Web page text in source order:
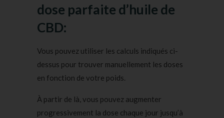
dose parfaite d’huile de
CBD:
Vous pouvez utiliser les calculs indiqués ci-
dessus pour trouver manuellement les doses
en fonction de votre poids.
À partir de là, vous pouvez augmenter
progressivement la dose chaque jour jusqu’à